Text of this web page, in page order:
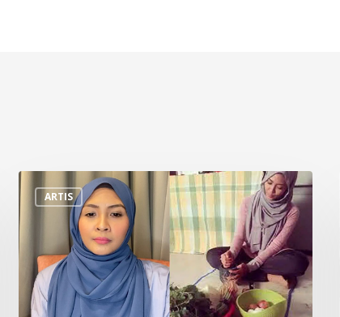
ARTIS
“Saya
Terpaksa
Berniaga
Malam
Demi
Kelangsungan